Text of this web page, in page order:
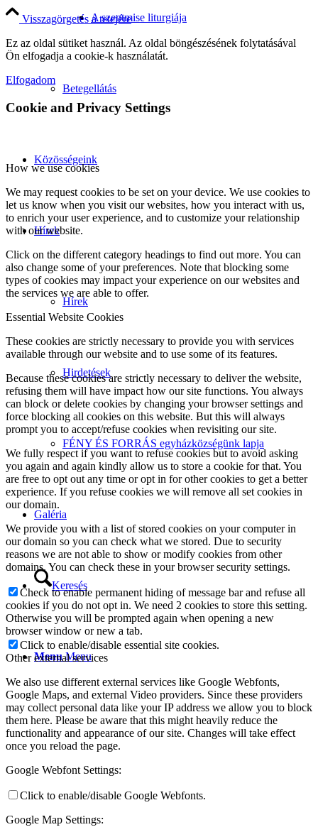
A szentmise liturgiája
Betegellátás
Közösségeink
Hírek
Hírek
Hirdetések
FÉNY ÉS FORRÁS egyházközségünk lapja
Galéria
Keresés
Menu Menu
Visszagörgetés a tetejére
Ez az oldal sütiket használ. Az oldal böngészésének folytatásával
Ön elfogadja a cookie-k használatát.
Elfogadom
Cookie and Privacy Settings
How we use cookies
We may request cookies to be set on your device. We use cookies to
let us know when you visit our websites, how you interact with us,
to enrich your user experience, and to customize your relationship
with our website.
Click on the different category headings to find out more. You can
also change some of your preferences. Note that blocking some
types of cookies may impact your experience on our websites and
the services we are able to offer.
Essential Website Cookies
These cookies are strictly necessary to provide you with services
available through our website and to use some of its features.
Because these cookies are strictly necessary to deliver the website,
refusing them will have impact how our site functions. You always
can block or delete cookies by changing your browser settings and
force blocking all cookies on this website. But this will always
prompt you to accept/refuse cookies when revisiting our site.
We fully respect if you want to refuse cookies but to avoid asking
you again and again kindly allow us to store a cookie for that. You
are free to opt out any time or opt in for other cookies to get a better
experience. If you refuse cookies we will remove all set cookies in
our domain.
We provide you with a list of stored cookies on your computer in
our domain so you can check what we stored. Due to security
reasons we are not able to show or modify cookies from other
domains. You can check these in your browser security settings.
Check to enable permanent hiding of message bar and refuse all
cookies if you do not opt in. We need 2 cookies to store this setting.
Otherwise you will be prompted again when opening a new
browser window or new a tab.
Click to enable/disable essential site cookies.
Other external services
We also use different external services like Google Webfonts,
Google Maps, and external Video providers. Since these providers
may collect personal data like your IP address we allow you to block
them here. Please be aware that this might heavily reduce the
functionality and appearance of our site. Changes will take effect
once you reload the page.
Google Webfont Settings:
Click to enable/disable Google Webfonts.
Google Map Settings: